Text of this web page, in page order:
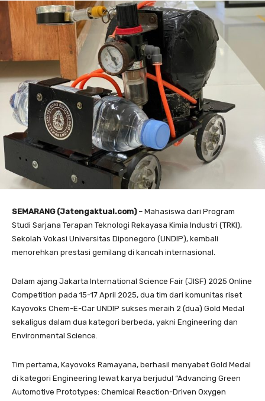
SEMARANG (Jatengaktual.com) – Mahasiswa dari Program
Studi Sarjana Terapan Teknologi Rekayasa Kimia Industri (TRKI),
Sekolah Vokasi Universitas Diponegoro (UNDIP), kembali
menorehkan prestasi gemilang di kancah internasional.
Dalam ajang Jakarta International Science Fair (JISF) 2025 Online
Competition pada 15-17 April 2025, dua tim dari komunitas riset
Kayovoks Chem-E-Car UNDIP sukses meraih 2 (dua) Gold Medal
sekaligus dalam dua kategori berbeda, yakni Engineering dan
Environmental Science.
Tim pertama, Kayovoks Ramayana, berhasil menyabet Gold Medal
di kategori Engineering lewat karya berjudul “Advancing Green
Automotive Prototypes: Chemical Reaction-Driven Oxygen